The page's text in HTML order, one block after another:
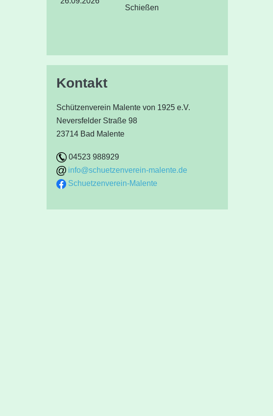
Schießen
Kontakt
Schützenverein Malente von 1925 e.V.
Neversfelder Straße 98
23714 Bad Malente
04523 988929
info@schuetzenverein-malente.de
Schuetzenverein-Malente